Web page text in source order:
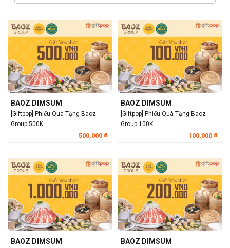
BAOZ DIMSUM
[Giftpop] Phiếu Quà Tặng Baoz
Group 500K
500,000 đ
BAOZ DIMSUM
[Giftpop] Phiếu Quà Tặng Baoz
Group 100K
100,000 đ
BAOZ DIMSUM BAOZ DIMSUM